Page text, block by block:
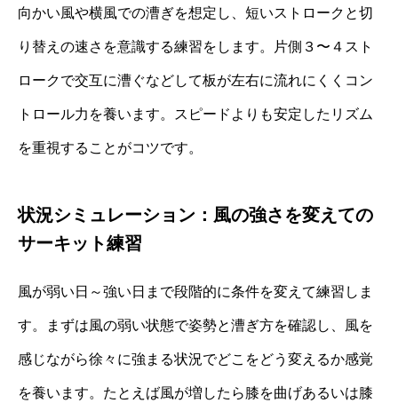
向かい風や横風での漕ぎを想定し、短いストロークと切
り替えの速さを意識する練習をします。片側３〜４スト
ロークで交互に漕ぐなどして板が左右に流れにくくコン
トロール力を養います。スピードよりも安定したリズム
を重視することがコツです。
状況シミュレーション：風の強さを変えての
サーキット練習
風が弱い日～強い日まで段階的に条件を変えて練習しま
す。まずは風の弱い状態で姿勢と漕ぎ方を確認し、風を
感じながら徐々に強まる状況でどこをどう変えるか感覚
を養います。たとえば風が増したら膝を曲げあるいは膝